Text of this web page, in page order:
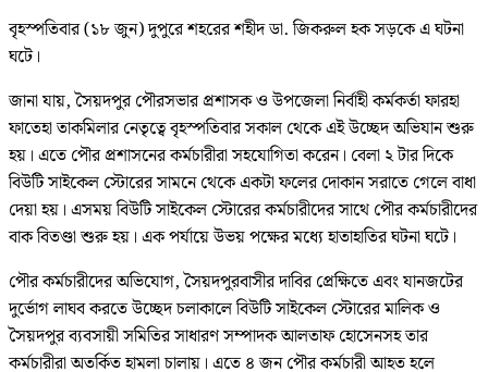
বৃহস্পতিবার (১৮ জুন) দুপুরে শহরের শহীদ ডা. জিকরুল হক সড়কে এ ঘটনা
ঘটে।
জানা যায়, সৈয়দপুর পৌরসভার প্রশাসক ও উপজেলা নির্বাহী কর্মকর্তা ফারহা
ফাতেহা তাকমিলার নেতৃত্বে বৃহস্পতিবার সকাল থেকে এই উচ্ছেদ অভিযান শুরু
হয়। এতে পৌর প্রশাসনের কর্মচারীরা সহযোগিতা করেন। বেলা ২ টার দিকে
বিউটি সাইকেল স্টোরের সামনে থেকে একটা ফলের দোকান সরাতে গেলে বাধা
দেয়া হয়। এসময় বিউটি সাইকেল স্টোরের কর্মচারীদের সাথে পৌর কর্মচারীদের
বাক বিতণ্ডা শুরু হয়। এক পর্যায়ে উভয় পক্ষের মধ্যে হাতাহাতির ঘটনা ঘটে।
পৌর কর্মচারীদের অভিযোগ, সৈয়দপুরবাসীর দাবির প্রেক্ষিতে এবং যানজটের
দুর্ভোগ লাঘব করতে উচ্ছেদ চলাকালে বিউটি সাইকেল স্টোরের মালিক ও
সৈয়দপুর ব্যবসায়ী সমিতির সাধারণ সম্পাদক আলতাফ হোসেনসহ তার
কর্মচারীরা অতর্কিত হামলা চালায়। এতে ৪ জন পৌর কর্মচারী আহত হলে